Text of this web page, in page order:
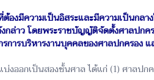
ต้องมีความเป็นอิสระและมีความเป็นก
กล่าว โดยพระราชบัญญัติจัดตั้งศาลปก
ารบริหารงานบุคคลของศาลปกครอง
บ่งออกเป็นสองชั้นศาล ได้แก่ (1) ศาลป